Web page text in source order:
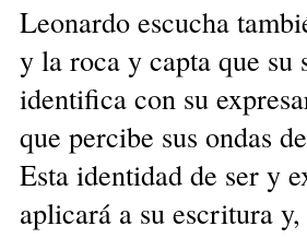
Leonardo escucha
y la roca y capta que su
identifica con su
que percibe sus ondas
Esta identidad de ser y
aplicará a su escritura